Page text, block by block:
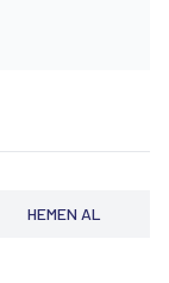
HEMEN AL